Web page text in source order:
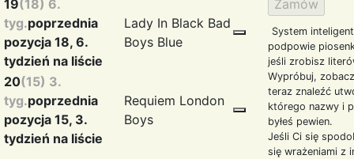
19(18) 6.
tyg.poprzednia
pozycja 18, 6.
tydzień na liście
Lady In Black Bad
Boys Blue
20(15) 3.
tyg.poprzednia
pozycja 15, 3.
tydzień na liście
Requiem London
Boys
System
podpowie
jeśli zrobisz
Wypróbuj,
teraz znaleźć
którego nazwy i
byłeś pewien.
Jeśli Ci się
się wrażeniami z